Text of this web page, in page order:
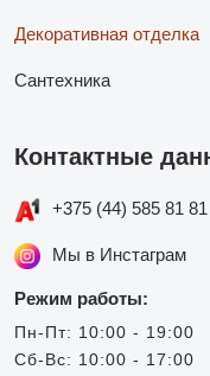
Декоративная отделка
Сантехника
Контактные
+375 (44) 585 81 81
Мы в Инстаграм
Режим работы:
Пн-Пт: 10:00 - 19:00
Сб-Вс: 10:00 - 17:00